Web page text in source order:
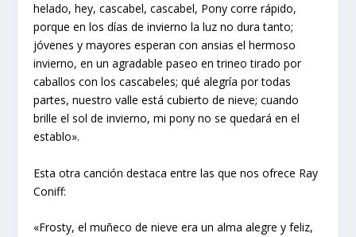
helado, hey, cascabel, cascabel, Pony corre rápido,
porque en los días de invierno la luz no dura tanto;
jóvenes y mayores esperan con ansias el hermoso
invierno, en un agradable paseo en trineo tirado por
caballos con los cascabeles; qué alegría por todas
partes, nuestro valle está cubierto de nieve; cuando
brille el sol de invierno, mi pony no se quedará en el
establo».
Esta otra canción destaca entre las que nos ofrece Ray
Coniff:
«Frosty, el muñeco de nieve era un alma alegre y feliz,